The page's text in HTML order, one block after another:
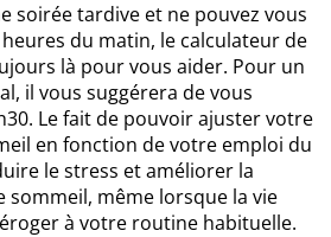
soirée tardive et ne pouvez vous
du matin, le calculateur de
là pour vous aider. Pour un
il vous suggérera de vous
Le fait de pouvoir ajuster votre
en fonction de votre emploi du
le stress et améliorer la
sommeil, même lorsque la vie
à votre routine habituelle.